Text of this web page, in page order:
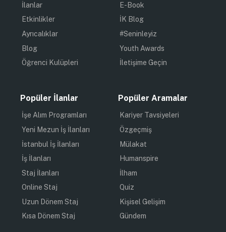
İlanlar
Etkinlikler
Ayrıcalıklar
Blog
Öğrenci Kulüpleri
E-Book
İK Blog
#Seninleyiz
Youth Awards
İletişime Geçin
Popüler İlanlar
İşe Alım Programları
Yeni Mezun İş İlanları
İstanbul İş İlanları
İş İlanları
Staj İlanları
Online Staj
Uzun Dönem Staj
Kısa Dönem Staj
Popüler Aramalar
Kariyer Tavsiyeleri
Özgeçmiş
Mülakat
Humanspire
İlham
Quiz
Kişisel Gelişim
Gündem